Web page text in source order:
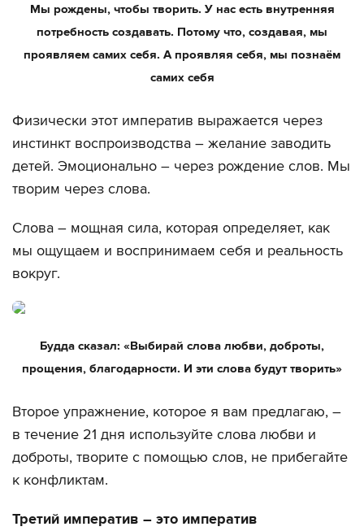
Мы рождены, чтобы творить. У нас есть внутренняя
потребность создавать. Потому что, создавая, мы
проявляем самих себя. А проявляя себя, мы познаём
самих себя
Физически этот императив выражается через
инстинкт воспроизводства – желание заводить
детей. Эмоционально – через рождение слов. Мы
творим через слова.
Слова – мощная сила, которая определяет, как
мы ощущаем и воспринимаем себя и реальность
вокруг.
Будда сказал: «Выбирай слова любви, доброты,
прощения, благодарности. И эти слова будут творить»
Второе упражнение, которое я вам предлагаю, –
в течение 21 дня используйте слова любви и
доброты, творите с помощью слов, не прибегайте
к конфликтам.
Третий императив – это императив